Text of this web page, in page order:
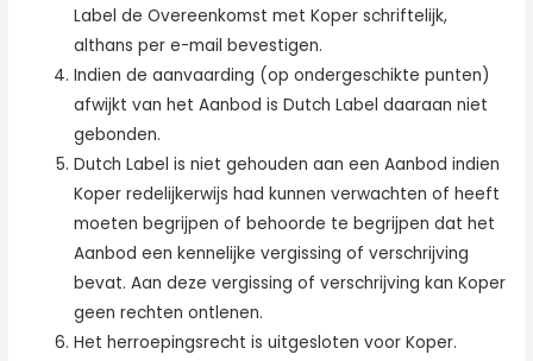
Label de Overeenkomst met Koper schriftelijk,
althans per e-mail bevestigen.
Indien de aanvaarding (op ondergeschikte punten)
afwijkt van het Aanbod is Dutch Label daaraan niet
gebonden.
Dutch Label is niet gehouden aan een Aanbod indien
Koper redelijkerwijs had kunnen verwachten of heeft
moeten begrijpen of behoorde te begrijpen dat het
Aanbod een kennelijke vergissing of verschrijving
bevat. Aan deze vergissing of verschrijving kan Koper
geen rechten ontlenen.
Het herroepingsrecht is uitgesloten voor Koper.